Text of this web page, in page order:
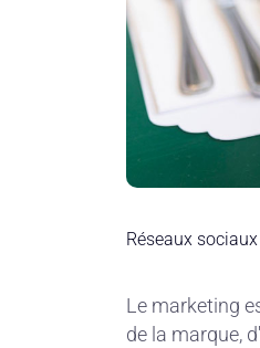
Réseaux sociaux
Le marketing
de la marque,